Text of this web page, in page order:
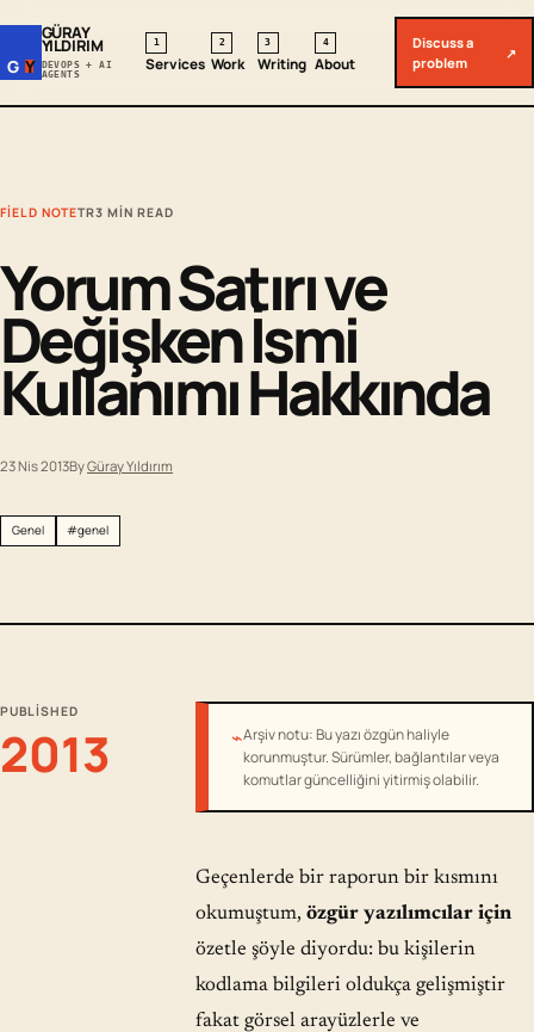
G Y
GÜRAY
YILDIRIM
DEVOPS + AI
AGENTS
1
Services
2
Work
3
Writing
4
About
Discuss a
problem
↗
FIELD NOTETR3 MIN READ
Yorum Satırı ve
Değişken İsmi
Kullanımı Hakkında
23 Nis 2013ByGüray Yıldırım
Genel #genel
PUBLISHED
2013 ⌁Arşiv notu: Bu yazı özgün haliyle
korunmuştur. Sürümler, bağlantılar veya
komutlar güncelliğini yitirmiş olabilir.
Geçenlerde bir raporun bir kısmını
okumuştum, özgür yazılımcılar için
özetle şöyle diyordu: bu kişilerin
kodlama bilgileri oldukça gelişmiştir
fakat görsel arayüzlerle ve